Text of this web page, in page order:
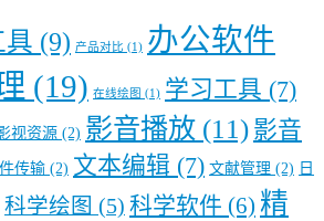
具 (9) 产品对比 (1) 办公软件
(19) 在线绘图 (1) 学习工具 (7)
视资源 (2) 影音播放 (11) 影音
传输 (2) 文本编辑 (7) 文献管理 (2) 日
科学绘图 (5) 科学软件 (6) 精